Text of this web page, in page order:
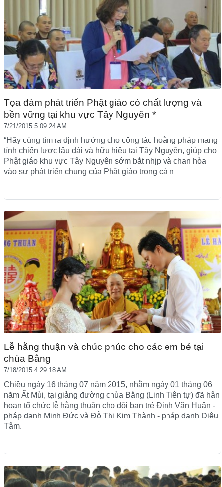
Tọa đàm phát triển Phật giáo có chất lượng và
bền vững tại khu vực Tây Nguyên *
7/21/2015 5:09:24 AM
“Hãy cùng tìm ra định hướng cho công tác hoằng pháp mang
tính chiến lược lâu dài và hữu hiệu tại Tây Nguyên, giúp cho
Phật giáo khu vực Tây Nguyên sớm bắt nhịp và chan hòa
vào sự phát triển chung của Phật giáo trong cả n
Lễ hằng thuận và chúc phúc cho các em bé tại
chùa Bằng
7/18/2015 4:29:18 AM
Chiều ngày 16 tháng 07 năm 2015, nhằm ngày 01 tháng 06
năm Ất Mùi, tại giảng đường chùa Bằng (Linh Tiên tự) đã hân
hoan tổ chức lễ hằng thuận cho đôi bạn trẻ Đinh Văn Huân -
pháp danh Minh Đức và Đỗ Thị Kim Thành - pháp danh Diệu
Tâm.